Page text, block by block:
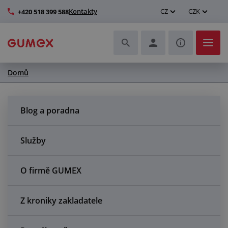
+420 518 399 588Kontakty CZ CZK
Hadice a jejich kompletace
Další pryžové a plastové výrobky
Domů
Blog a poradna
Služby
O firmě GUMEX
Z kroniky zakladatele